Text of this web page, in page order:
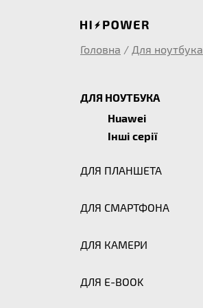
Головна / Для ноутбука
ДЛЯ НОУТБУКА
Huawei
Інші серії
ДЛЯ ПЛАНШЕТА
ДЛЯ СМАРТФОНА
ДЛЯ КАМЕРИ
ДЛЯ E-BOOK